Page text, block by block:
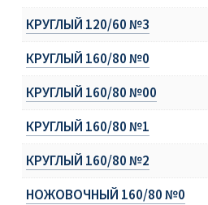
КРУГЛЫЙ 120/60 №3
КРУГЛЫЙ 160/80 №0
КРУГЛЫЙ 160/80 №00
КРУГЛЫЙ 160/80 №1
КРУГЛЫЙ 160/80 №2
НОЖОВОЧНЫЙ 160/80 №0